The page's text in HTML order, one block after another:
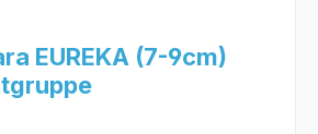
EUREKA (7-9cm)